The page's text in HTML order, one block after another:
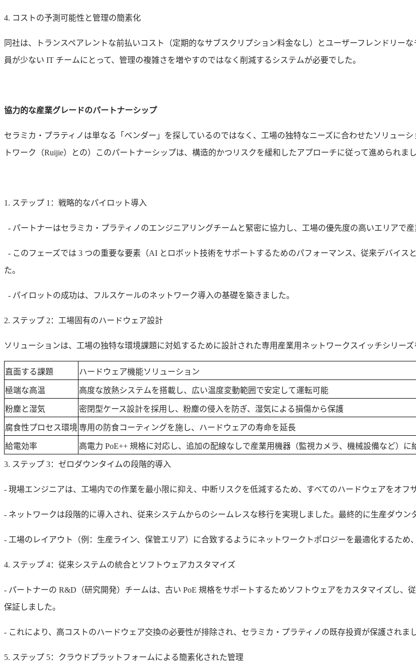
4. コストの予測可能性と管理の簡素化
同社は、トランスペアレントな前払いコスト（定期的なサブスクリプション料金なし）とユーザーフレンドリー
員が少ない IT チームにとって、管理の複雑さを増やすのではなく削減するシステムが必要でした。
協力的な産業グレードのパートナーシップ
セラミカ・プラティノは単なる「ベンダー」を探しているのではなく、工場の独特なニーズに合わせたソリュー
トワーク（Ruijie）との）このパートナーシップは、構造的かつリスクを緩和したアプローチに従って進められまし
1. ステップ 1：戦略的なパイロット導入
- パートナーはセラミカ・プラティノのエンジニアリングチームと緊密に協力し、工場の優先度の高いエリアで
- このフェーズでは 3 つの重要な要素（AI とロボット技術をサポートするためのパフォーマンス、従来デバイス
た。
- パイロットの成功は、フルスケールのネットワーク導入の基礎を築きました。
2. ステップ 2：工場固有のハードウェア設計
ソリューションは、工場の独特な環境課題に対処するために設計された専用産業用ネットワークスイッチシリーズ
直面する課題 ハードウェア機能ソリューション
極端な高温 高度な放熱システムを搭載し、広い温度変動範囲で安定して運転可能
粉塵と湿気 密閉型ケース設計を採用し、粉塵の侵入を防ぎ、湿気による損傷から保護
腐食性プロセス環境 専用の防食コーティングを施し、ハードウェアの寿命を延長
給電効率 高電力 PoE++ 規格に対応し、追加の配線なしで産業用機器（監視カメラ、機械設備など）に
3. ステップ 3：ゼロダウンタイムの段階的導入
- 現場エンジニアは、工場内での作業を最小限に抑え、中断リスクを低減するため、すべてのハードウェアをオフ
- ネットワークは段階的に導入され、従来システムからのシームレスな移行を実現しました。最終的に生産ダウン
- 工場のレイアウト（例：生産ライン、保管エリア）に合致するようにネットワークトポロジーを最適化するため
4. ステップ 4：従来システムの統合とソフトウェアカスタマイズ
- パートナーの R&D（研究開発）チームは、古い PoE 規格をサポートするためソフトウェアをカスタマイズし
保証しました。
- これにより、高コストのハードウェア交換の必要性が排除され、セラミカ・プラティノの既存投資が保護されまし
5. ステップ 5：クラウドプラットフォームによる簡素化された管理